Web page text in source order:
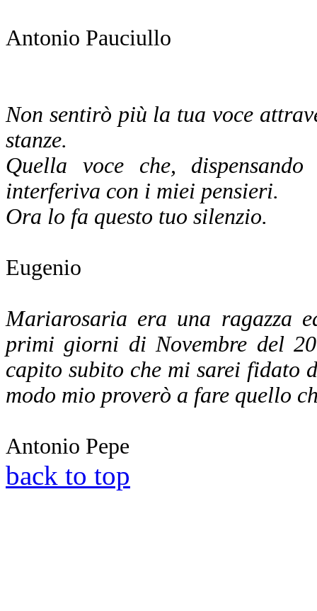
Antonio Pauciullo
Non sentirò più la tua voce
stanze.
Quella voce che,
interferiva con i miei pensieri.
Ora lo fa questo tuo silenzio.
Eugenio
Mariarosaria era una ragazza
primi giorni di Novembre del
capito subito che mi sarei fidato
modo mio proverò a fare quello
Antonio Pepe
back to top